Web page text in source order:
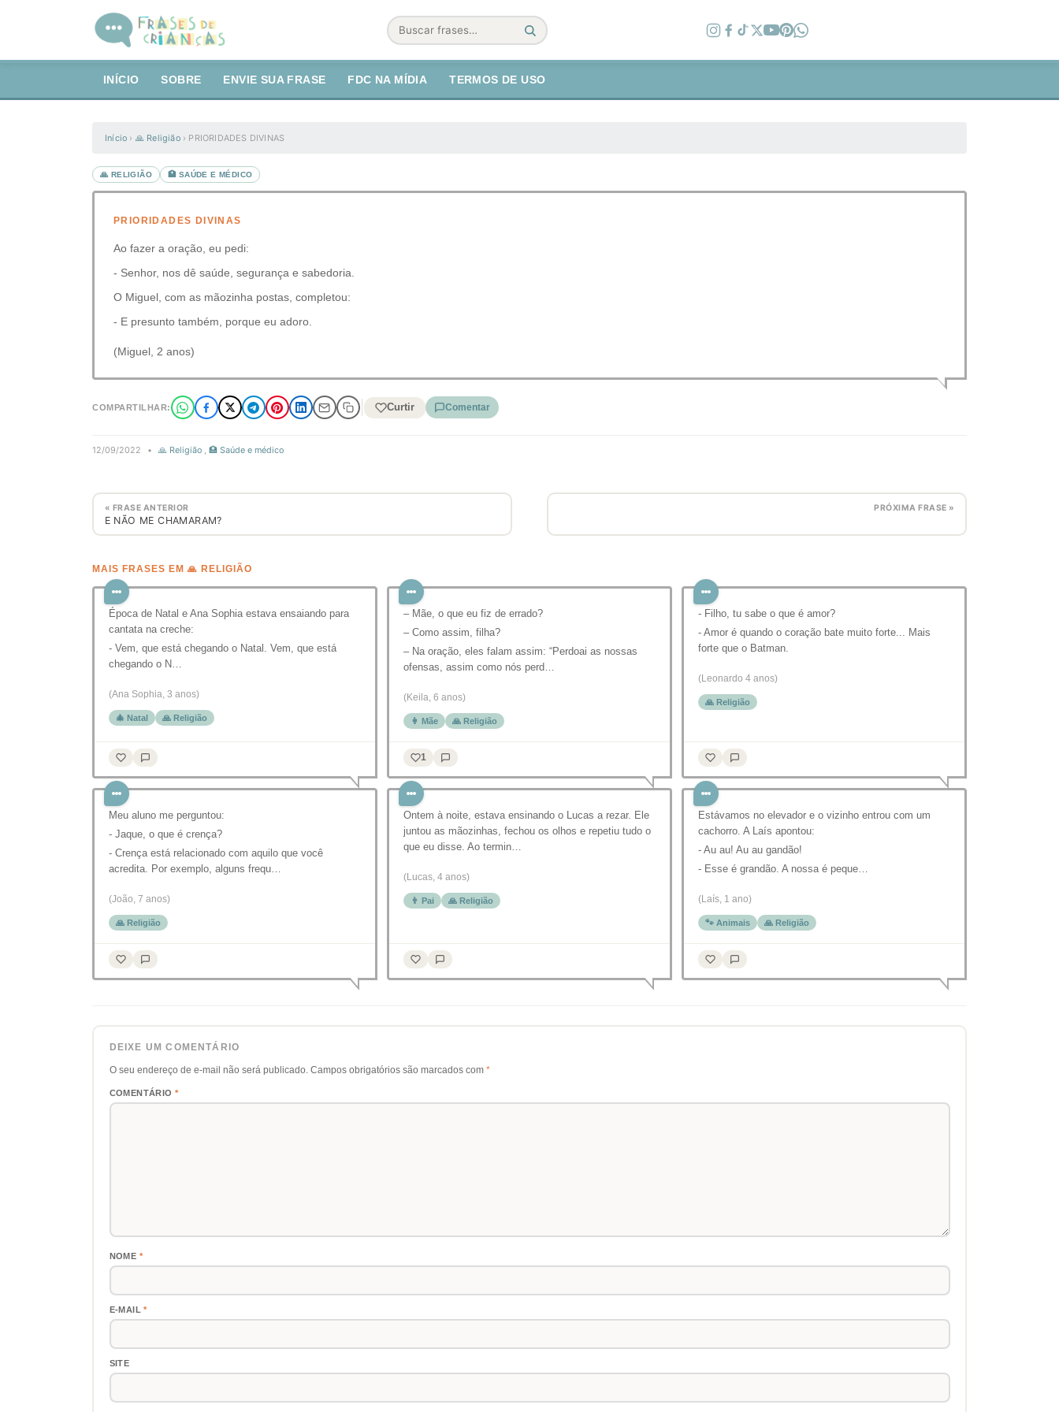
Buscar
INÍCIO SOBRE ENVIE SUA FRASE FDC NA MÍDIA TERMOS DE USO
Início › 🙏 Religião › PRIORIDADES DIVINAS
🙏 RELIGIÃO 🏥 SAÚDE E MÉDICO
PRIORIDADES DIVINAS
Ao fazer a oração, eu pedi:
- Senhor, nos dê saúde, segurança e sabedoria.
O Miguel, com as mãozinha postas, completou:
- E presunto também, porque eu adoro.
(Miguel, 2 anos)
COMPARTILHAR: Curtir Comentar
12/09/2022 • 🙏 Religião , 🏥 Saúde e médico
« FRASE ANTERIOR
E NÃO ME CHAMARAM?
PRÓXIMA FRASE »
MAIS FRASES EM 🙏 RELIGIÃO
Época de Natal e Ana Sophia estava ensaiando para
cantata na creche:
- Vem, que está chegando o Natal. Vem, que está
chegando o N…
(Ana Sophia, 3 anos)
🎄 Natal 🙏 Religião
– Mãe, o que eu fiz de errado?
– Como assim, filha?
– Na oração, eles falam assim: “Perdoai as nossas
ofensas, assim como nós perd…
(Keila, 6 anos)
👩 Mãe 🙏 Religião
1
- Filho, tu sabe o que é amor?
- Amor é quando o coração bate muito forte... Mais
forte que o Batman.
(Leonardo 4 anos)
🙏 Religião
Meu aluno me perguntou:
- Jaque, o que é crença?
- Crença está relacionado com aquilo que você
acredita. Por exemplo, alguns frequ…
(João, 7 anos)
🙏 Religião
Ontem à noite, estava ensinando o Lucas a rezar. Ele
juntou as mãozinhas, fechou os olhos e repetiu tudo o
que eu disse. Ao termin…
(Lucas, 4 anos)
👨 Pai 🙏 Religião
Estávamos no elevador e o vizinho entrou com um
cachorro. A Laís apontou:
- Au au! Au au gandão!
- Esse é grandão. A nossa é peque…
(Laís, 1 ano)
🐾 Animais 🙏 Religião
DEIXE UM COMENTÁRIO
O seu endereço de e-mail não será publicado. Campos obrigatórios são marcados com *
COMENTÁRIO *
NOME *
E-MAIL*
SITE